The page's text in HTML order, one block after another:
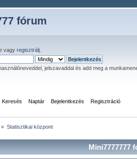
fórum
vagy regisztrálj
jelszavaddal és add meg a
Keresés Naptár Bejelentkezés Regisztráció
» Statisztikai központ
Mini7777777